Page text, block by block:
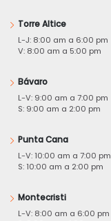
Torre Altice
L-J: 8:00 am a 6:00 pm
V: 8:00 am a 5:00 pm
Bávaro
L-V: 9:00 am a 7:00 pm
S: 9:00 am a 2:00 pm
Punta Cana
L-V: 10:00 am a 7:00 pm
S: 10:00 am a 2:00 pm
Montecristi
L-V: 8:00 am a 6:00 pm